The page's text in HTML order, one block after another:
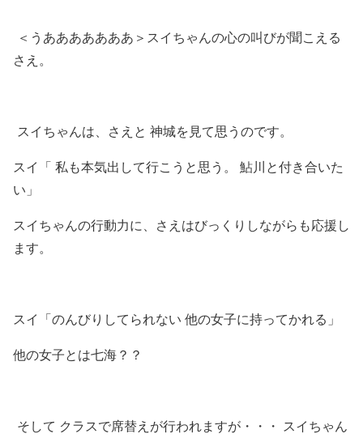
＜うあああああああ＞スイちゃんの心の叫びが聞こえる
さえ。
スイちゃんは、さえと 神城を見て思うのです。
スイ「 私も本気出して行こうと思う。 鮎川と付き合いた
い」
スイちゃんの行動力に、さえはびっくりしながらも応援し
ます。
スイ「のんびりしてられない 他の女子に持ってかれる」
他の女子とは七海？？
そして クラスで席替えが行われますが・・・ スイちゃん